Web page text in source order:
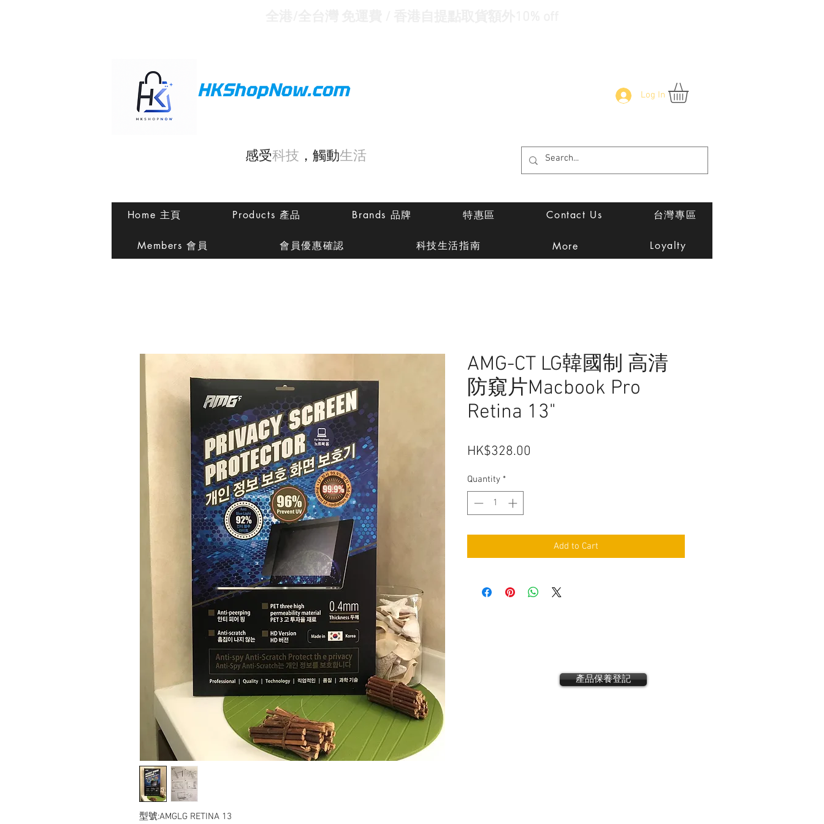
HKShopNow.com Log In
感受科技 ，觸動生活
Home 主頁 Products 產品 Brands 品牌 特惠區 Contact Us 台灣專區
Members 會員 會員優惠確認 科技生活指南 More Loyalty
型號:AMGLG RETINA 13
AMG-CT LG韓國制 高清
防窺片Macbook Pro
Retina 13"
HK$328.00
Quantity *
Add to Cart
產品保養登記